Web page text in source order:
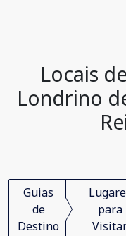
Locais
Londrino
Guias
de
Destino
para